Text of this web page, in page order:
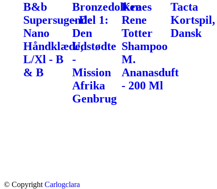
B&b
Supersugende
Nano
Håndklæde,
L/Xl - B
& B
Bronzedolken
- Del 1:
Den
Udstødte
-
Mission
Afrika
Genbrug
Kraes
Rene
Totter
Shampoo
M.
Ananasduft
- 200 Ml
Tacta
Kortspil,
Dansk
© Copyright Carlogclara